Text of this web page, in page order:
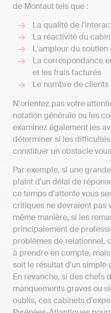
de Montaut tels que :
La qualité de
La réactivité du
L'ampleur du
La correspondance
et les frais facturés
Le nombre de
N'orientez pas votre
notation générale ou les
examinez également les
déterminer si les
constituer un obstacle
Par exemple, si une
plaint d'un délai de
ce temps d'attente vous
critiques ne devraient pas
même manière, si les
principalement de
problèmes de relationnel,
à prendre en compte,
soit le résultat d'un simple
En revanche, si des chefs
manquements graves ou
oublis, ces cabinets